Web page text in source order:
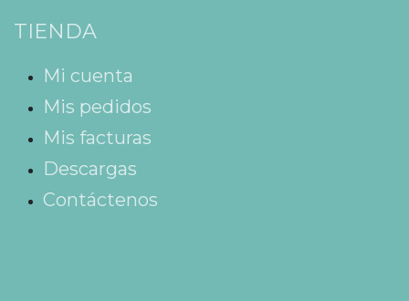
TIENDA
Mi cuenta
Mis pedidos
Mis facturas
Descargas
Contáctenos